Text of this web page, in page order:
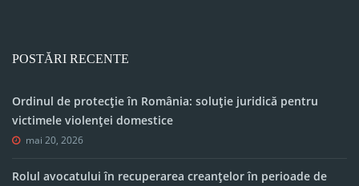
POSTĂRI RECENTE
Ordinul de protecție în România: soluție juridică pentru
victimele violenței domestice
mai 20, 2026
Rolul avocatului în recuperarea creanțelor în perioade de